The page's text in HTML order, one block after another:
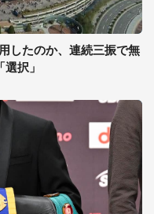
したのか、連続三振で無
択」